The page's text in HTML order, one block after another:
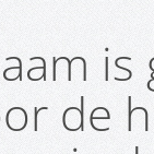
de